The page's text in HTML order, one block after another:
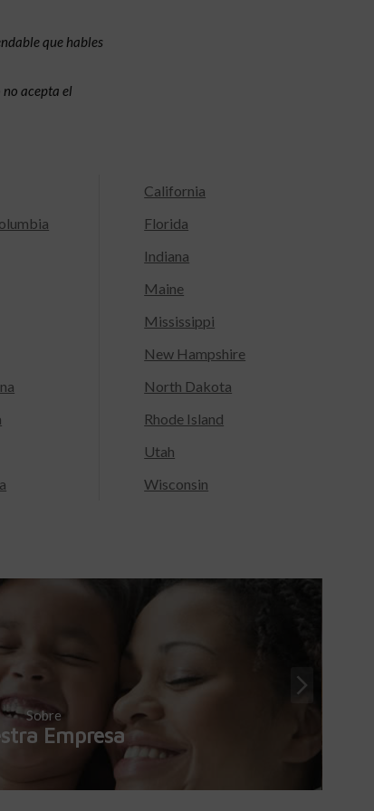
que hables
acepta el
California
Florida
Indiana
Maine
Mississippi
New Hampshire
North Dakota
Rhode Island
Utah
Wisconsin
Sobre
Empresa